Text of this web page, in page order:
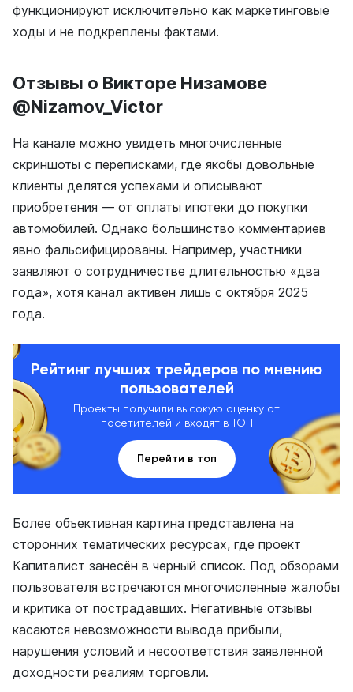
функционируют исключительно как маркетинговые
ходы и не подкреплены фактами.
Отзывы о Викторе Низамове
@Nizamov_Victor
На канале можно увидеть многочисленные
скриншоты с переписками, где якобы довольные
клиенты делятся успехами и описывают
приобретения — от оплаты ипотеки до покупки
автомобилей. Однако большинство комментариев
явно фальсифицированы. Например, участники
заявляют о сотрудничестве длительностью «два
года», хотя канал активен лишь с октября 2025
года.
Рейтинг лучших трейдеров по мнению
пользователей
Проекты получили высокую оценку от
посетителей и входят в ТОП
Перейти в топ
Более объективная картина представлена на
сторонних тематических ресурсах, где проект
Капиталист занесён в черный список. Под обзорами
пользователя встречаются многочисленные жалобы
и критика от пострадавших. Негативные отзывы
касаются невозможности вывода прибыли,
нарушения условий и несоответствия заявленной
доходности реалиям торговли.